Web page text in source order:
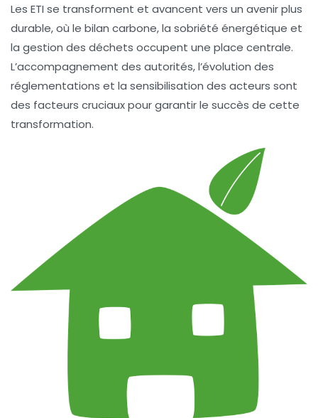
Les ETI se transforment et avancent vers un avenir plus
durable, où le bilan carbone, la sobriété énergétique et
la gestion des déchets occupent une place centrale.
L’accompagnement des autorités, l’évolution des
réglementations et la sensibilisation des acteurs sont
des facteurs cruciaux pour garantir le succès de cette
transformation.